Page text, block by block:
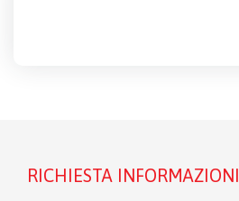
RICHIESTA INFORMAZIONI